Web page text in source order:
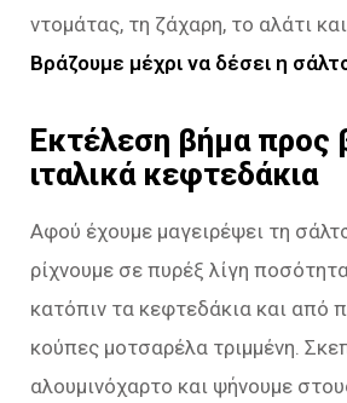
ντομάτας, τη ζάχαρη, το αλάτι
Βράζουμε μέχρι να δέσει η
Εκτέλεση βήμα προς
ιταλικά κεφτεδάκια
Αφού έχουμε μαγειρέψει τη
ρίχνουμε σε πυρέξ λίγη
κατόπιν τα κεφτεδάκια και από
κούπες μοτσαρέλα τριμμένη.
αλουμινόχαρτο και ψήνουμε